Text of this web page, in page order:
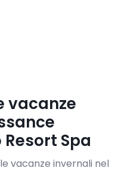
vacanze
Spa
vacanze invernali nel